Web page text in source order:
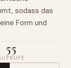
sodass das
Form und
55